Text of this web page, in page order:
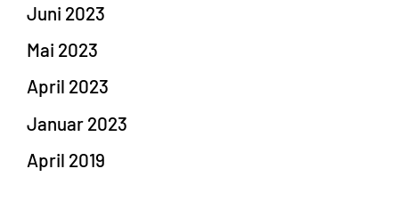
Juni 2023
Mai 2023
April 2023
Januar 2023
April 2019